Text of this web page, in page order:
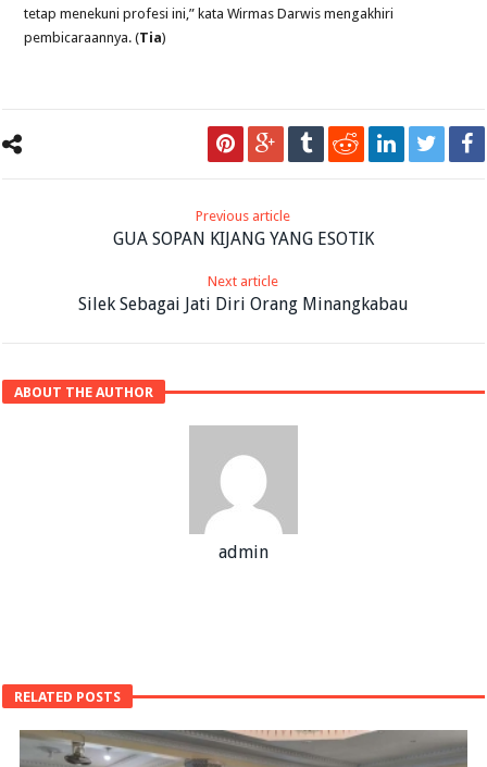
tetap menekuni profesi ini,” kata Wirmas Darwis mengakhiri
pembicaraannya. (Tia)
Previous article
GUA SOPAN KIJANG YANG ESOTIK
Next article
Silek Sebagai Jati Diri Orang Minangkabau
ABOUT THE AUTHOR
admin
RELATED POSTS